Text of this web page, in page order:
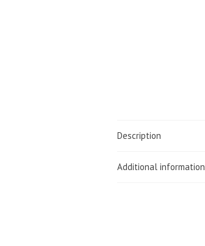
Description
Additional information